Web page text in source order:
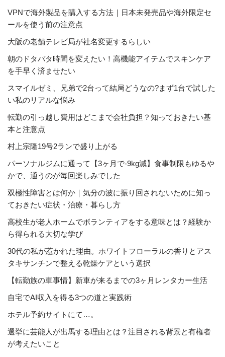
VPNで海外製品を購入する方法｜日本未発売品や海外限定セ
ールを使う前の注意点
大阪の老舗テレビ局が社名変更するらしい
朝のドタバタ時間を変えたい！高機能アイテムでスキンケア
を手早く済ませたい
スマイルゼミ、兄弟で2台って結局どうなの?まず1台で試した
い私のリアルな悩み
転勤の引っ越し費用はどこまで会社負担？知っておきたい基
本と注意点
村上宗隆19号2ランで盛り上がる
パーソナルジムに通って【3ヶ月で-9kg減】食事制限もゆるや
かで、通うのが毎回楽しみでした
双極性障害とは何か｜気分の波に振り回されないために知っ
ておきたい症状・治療・暮らし方
高校生が老人ホームでボランティアをする意味とは？経験か
ら得られる大切な学び
30代の私が惹かれた理由。ホワイトフローラルの香りとアス
タキサンチンで整える乾燥ケアという選択
【転勤族の車事情】新車が来るまでの3ヶ月レンタカー生活
自宅でAI収入を得る3つの道と実践術
ホテル予約サイトにて…。
選挙に芸能人が出馬する理由とは？注目される背景と有権者
が考えたいこと